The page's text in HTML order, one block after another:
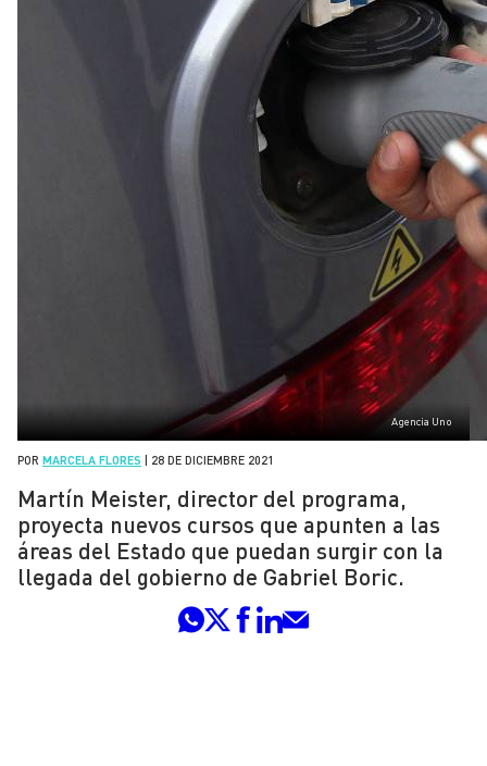
Señal 2
Contenido Patrocinado
Agencia Uno
POR MARCELA FLORES 28 DE DICIEMBRE 2021
Martín Meister, director del programa,
proyecta nuevos cursos que apunten a las
áreas del Estado que puedan surgir con la
llegada del gobierno de Gabriel Boric.